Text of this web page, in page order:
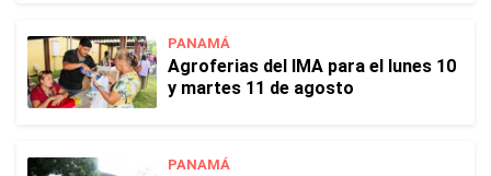
PANAMÁ
Agroferias del IMA para el lunes 10
y martes 11 de agosto
PANAMÁ